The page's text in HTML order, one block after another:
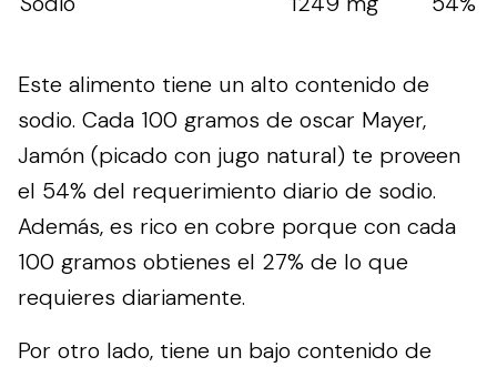
Este alimento tiene un alto contenido de
sodio. Cada 100 gramos de oscar Mayer,
Jamón (picado con jugo natural) te proveen
el 54% del requerimiento diario de sodio.
Además, es rico en cobre porque con cada
100 gramos obtienes el 27% de lo que
requieres diariamente.
Por otro lado, tiene un bajo contenido de